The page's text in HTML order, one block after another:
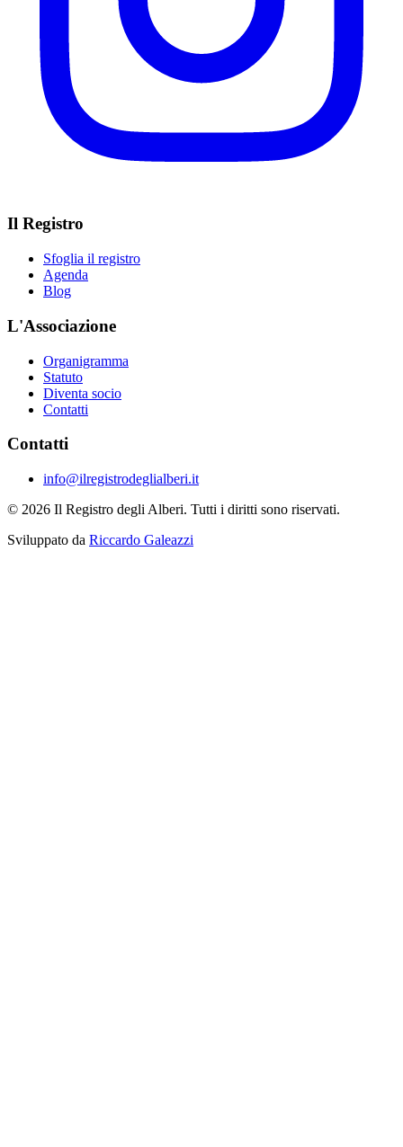
Il Registro
Sfoglia il registro
Agenda
Blog
L'Associazione
Organigramma
Statuto
Diventa socio
Contatti
Contatti
info@ilregistrodeglialberi.it
© 2026 Il Registro degli Alberi. Tutti i diritti sono riservati.
Sviluppato da Riccardo Galeazzi